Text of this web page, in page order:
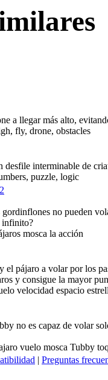
a llegar más alto,
fly, drone, obstacles
desfile interminable de
puzzle, logic
gordinflones no pueden
infinito?
mosca la acción
el pájaro a volar por los
y consigue la mayor
velocidad espacio
no es capaz de volar
vuelo mosca Tubby
| Preguntas